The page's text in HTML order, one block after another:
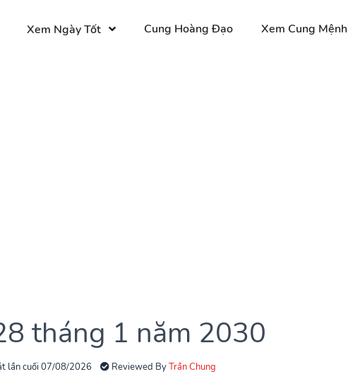
Xem Ngày Tốt Cung Hoàng Đạo Xem Cung Mệnh
tháng 1 năm 2030
lần cuối 07/08/2026 Reviewed ByTrần Chung